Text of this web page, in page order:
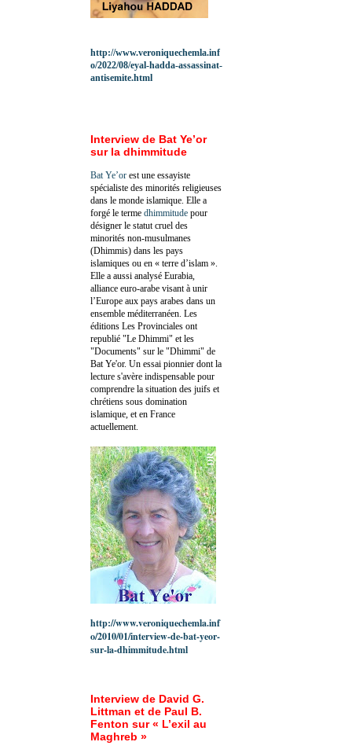
http://www.veroniquechemla.inf
o/2022/08/eyal-hadda-assassinat-
antisemite.html
Interview de Bat Ye’or
sur la dhimmitude
Bat Ye’or est une essayiste
spécialiste des minorités religieuses
dans le monde islamique. Elle a
forgé le terme dhimmitude pour
désigner le statut cruel des
minorités non-musulmanes
(Dhimmis) dans les pays
islamiques ou en « terre d’islam ».
Elle a aussi analysé Eurabia,
alliance euro-arabe visant à unir
l’Europe aux pays arabes dans un
ensemble méditerranéen. Les
éditions Les Provinciales ont
republié "Le Dhimmi" et les
"Documents" sur le "Dhimmi" de
Bat Ye'or. Un essai pionnier dont la
lecture s'avère indispensable pour
comprendre la situation des juifs et
chrétiens sous domination
islamique, et en France
actuellement.
http://www.veroniquechemla.inf
o/2010/01/interview-de-bat-yeor-
sur-la-dhimmitude.html
Interview de David G.
Littman et de Paul B.
Fenton sur « L’exil au
Maghreb »